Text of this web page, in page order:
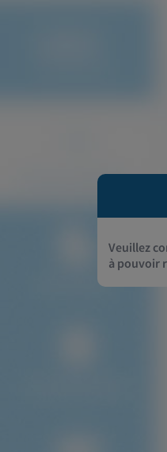
Veuillez
à pouvoir